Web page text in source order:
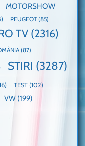
MOTORSHOW
PEUGEOT(85)
TV (2316)
(87)
STIRI (3287)
TEST (102)
VW (199)